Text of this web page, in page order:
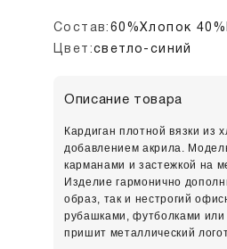
Состав:60%Хлопок
Цвет:светло-синий
Описание товара
Кардиган плотной вязки из
добавлением акрила.
карманами и застежкой на
Изделие гармонично
образ, так и нестрогий
рубашками, футболками или
пришит металлический